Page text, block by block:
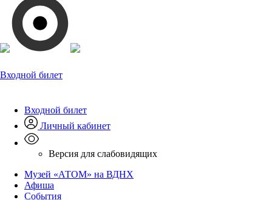
Входной билет
Входной билет
Личный кабинет
Версия для слабовидящих
Музей «АТОМ» на ВДНХ
Афиша
События